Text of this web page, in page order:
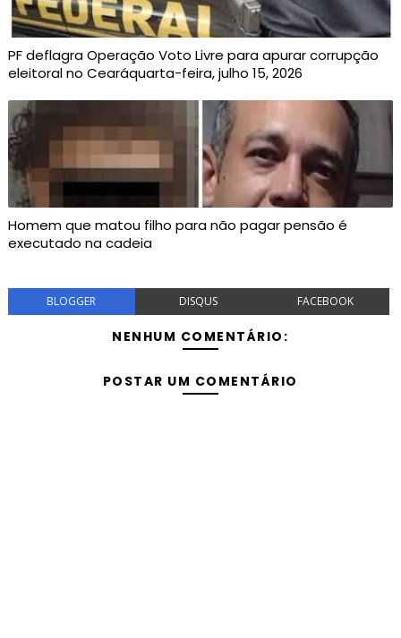
PF deflagra Operação Voto Livre para apurar corrupção
eleitoral no Cearáquarta-feira, julho 15, 2026
Homem que matou filho para não pagar pensão é
executado na cadeia
BLOGGER DISQUS FACEBOOK
NENHUM COMENTÁRIO:
POSTAR UM COMENTÁRIO